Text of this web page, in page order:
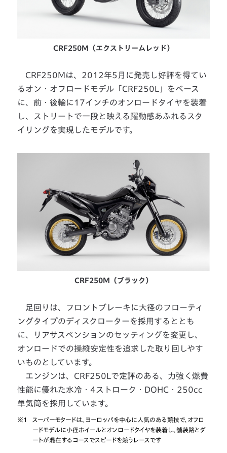
CRF250M（エクストリームレッド）
CRF250Mは、2012年5月に発売し好評を得てい
るオン・オフロードモデル「CRF250L」をベース
に、前・後輪に17インチのオンロードタイヤを装着
し、ストリートで一段と映える躍動感あふれるスタ
イリングを実現したモデルです。
CRF250M（ブラック）
足回りは、フロントブレーキに大径のフローティ
ングタイプのディスクローターを採用するととも
に、リアサスペンションのセッティングを変更し、
オンロードでの操縦安定性を追求した取り回しやす
いものとしています。
エンジンは、CRF250Lで定評のある、力強く燃費
性能に優れた水冷・4ストローク・DOHC・250cc
単気筒を採用しています。
※1
スーパーモタードは、ヨーロッパを中心に人気のある競技で、オフロ
ードモデルに小径ホイールとオンロードタイヤを装着し、舗装路とダ
ートが混在するコースでスピードを競うレースです